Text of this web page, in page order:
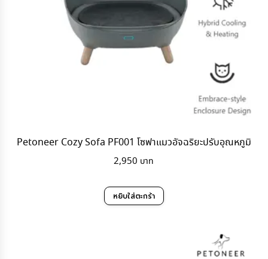
Petoneer Cozy Sofa PF001 โซฟาแมวอัจฉริยะปรับอุณหภูมิ
2,950
หยิบใส่ตะกร้า